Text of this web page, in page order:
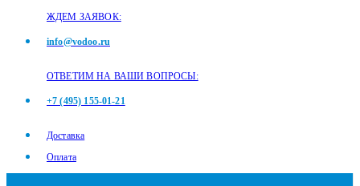
ЖДЕМ ЗАЯВОК:
info@vodoo.ru
ОТВЕТИМ НА ВАШИ ВОПРОСЫ:
+7 (495) 155-01-21
Доставка
Оплата